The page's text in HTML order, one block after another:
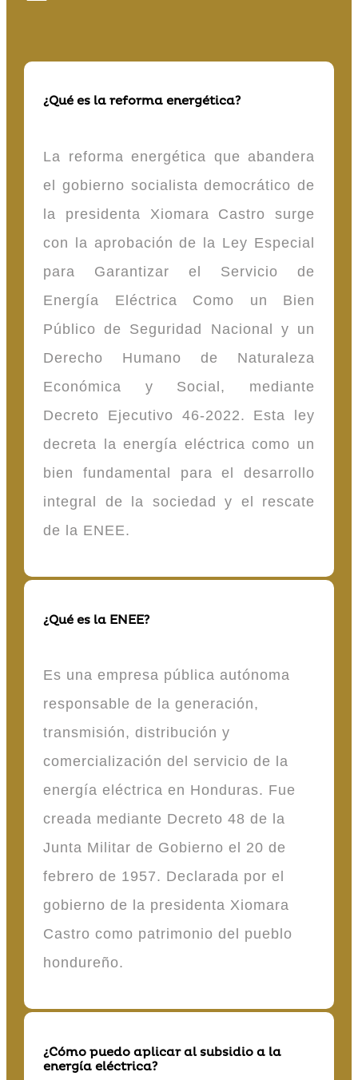
¿Qué es la reforma energética?
La reforma energética que abandera
el gobierno socialista democrático de
la presidenta Xiomara Castro surge
con la aprobación de la Ley Especial
para Garantizar el Servicio de
Energía Eléctrica Como un Bien
Público de Seguridad Nacional y un
Derecho Humano de Naturaleza
Económica y Social, mediante
Decreto Ejecutivo 46-2022. Esta ley
decreta la energía eléctrica como un
bien fundamental para el desarrollo
integral de la sociedad y el rescate
de la ENEE.
¿Qué es la ENEE?
Es una empresa pública autónoma
responsable de la generación,
transmisión, distribución y
comercialización del servicio de la
energía eléctrica en Honduras. Fue
creada mediante Decreto 48 de la
Junta Militar de Gobierno el 20 de
febrero de 1957. Declarada por el
gobierno de la presidenta Xiomara
Castro como patrimonio del pueblo
hondureño.
¿Cómo puedo aplicar al subsidio a la
energía eléctrica?